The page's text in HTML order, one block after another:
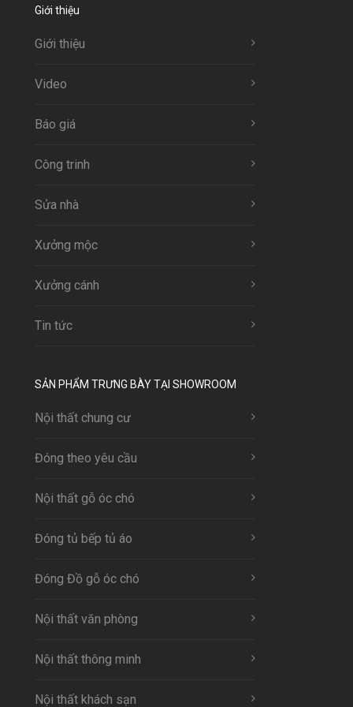
Giới thiệu
Giới thiệu
Video
Báo giá
Công trinh
Sửa nhà
Xưởng mộc
Xưởng cánh
Tin tức
SẢN PHẨM TRƯNG BÀY TẠI SHOWROOM
Nội thất chung cư
Đóng theo yêu cầu
Nội thất gỗ óc chó
Đóng tủ bếp tủ áo
Đóng Đồ gỗ óc chó
Nội thất văn phòng
Nội thất thông minh
Nội thất khách sạn